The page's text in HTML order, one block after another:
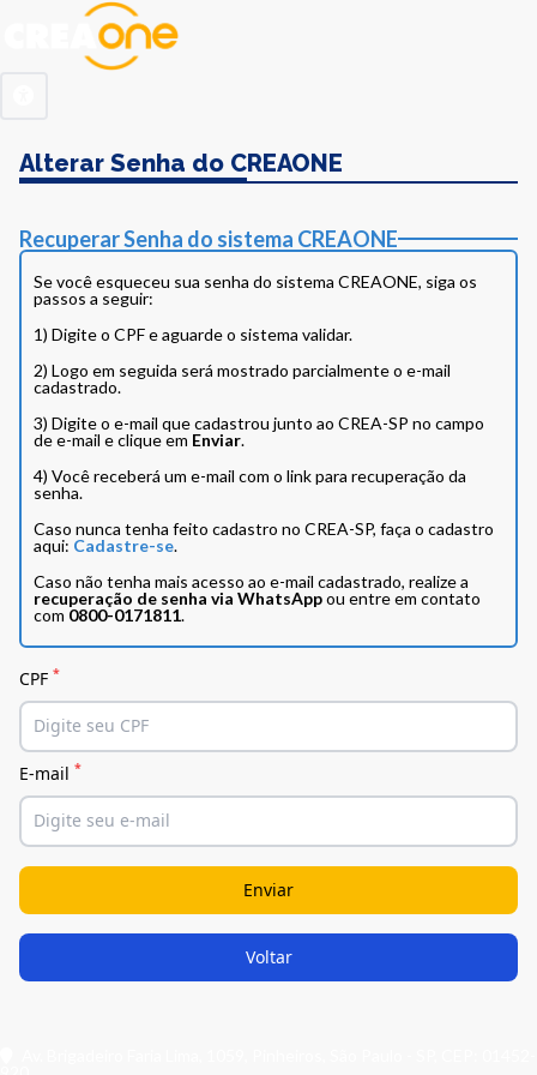
Alterar Senha do CREAONE
Recuperar Senha do sistema CREAONE
Se você esqueceu sua senha do sistema CREAONE, siga os
passos a seguir:
1) Digite o CPF e aguarde o sistema validar.
2) Logo em seguida será mostrado parcialmente o e-mail
cadastrado.
3) Digite o e-mail que cadastrou junto ao CREA-SP no campo
de e-mail e clique em Enviar.
4) Você receberá um e-mail com o link para recuperação da
senha.
Caso nunca tenha feito cadastro no CREA-SP, faça o cadastro
aqui: Cadastre-se.
Caso não tenha mais acesso ao e-mail cadastrado, realize a
recuperação de senha via WhatsAppou entre em contato
com 0800-0171811.
CPF *
E-mail *